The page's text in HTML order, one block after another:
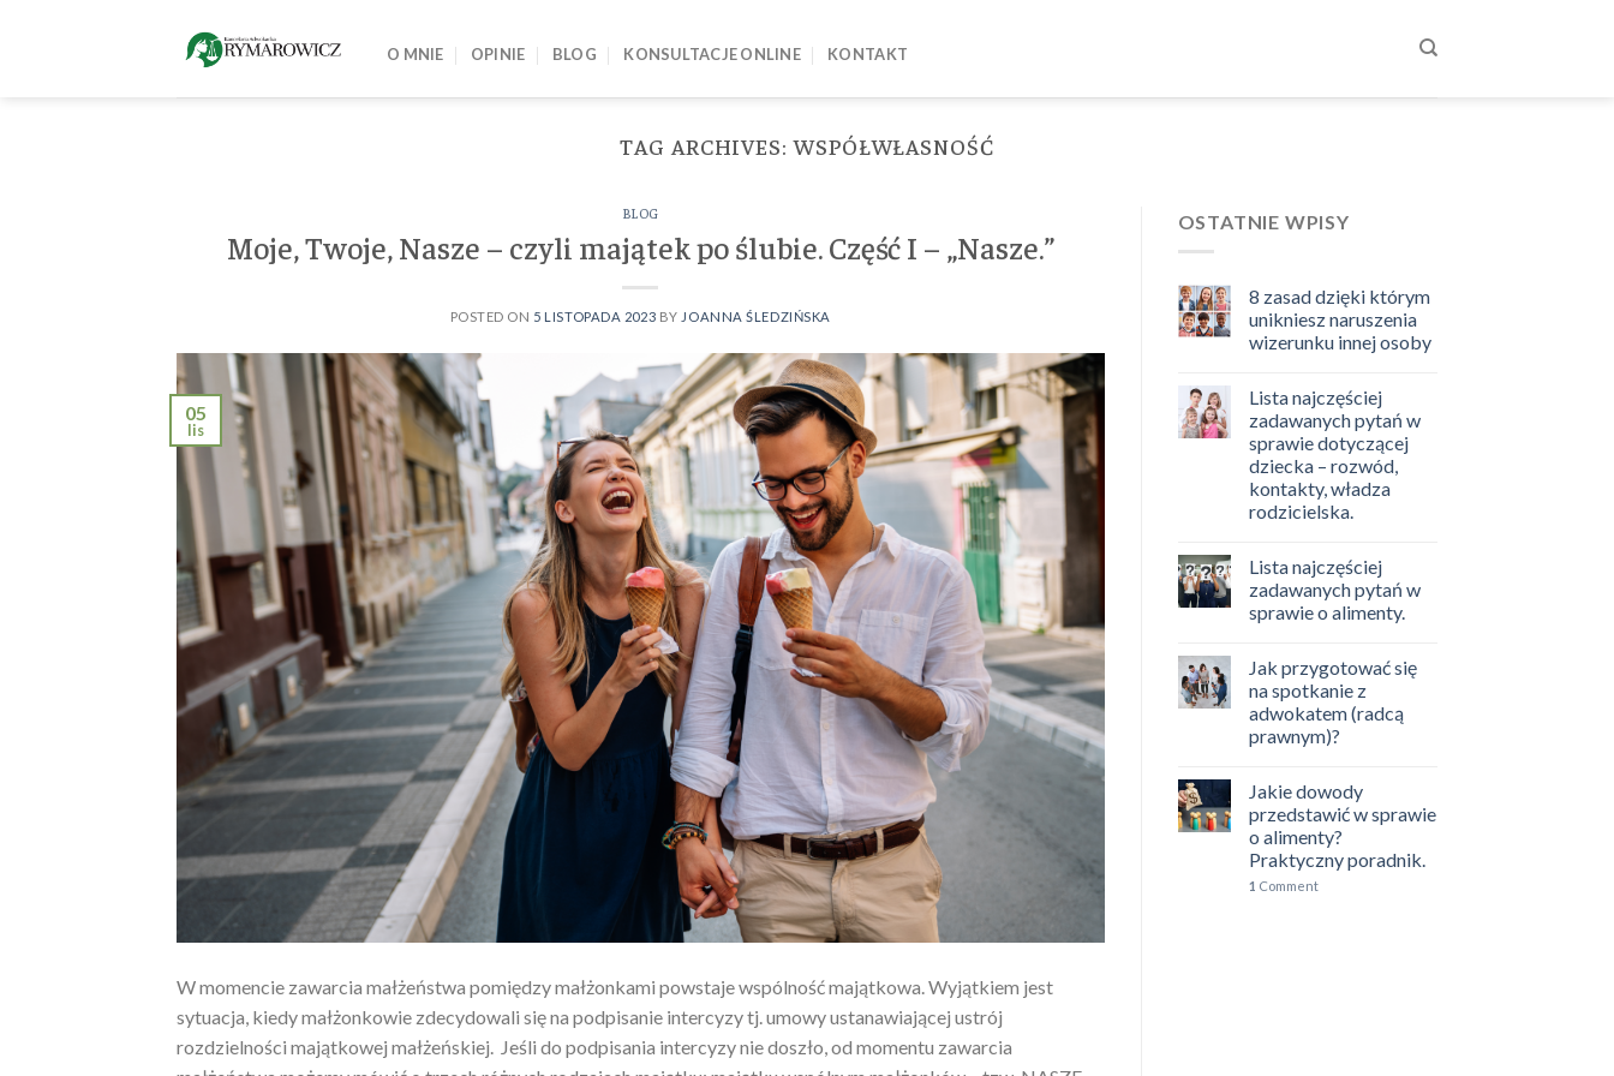
O MNIE OPINIE BLOG KONSULTACJE ONLINE KONTAKT
TAG ARCHIVES:WSPÓŁWŁASNOŚĆ
BLOG
Moje, Twoje, Nasze – czyli majątek po ślubie. Część I – „Nasze.”
POSTED ON 5 LISTOPADA 2023 BY JOANNA ŚLEDZIŃSKA
05
lis
W momencie zawarcia małżeństwa pomiędzy małżonkami powstaje wspólność majątkowa. Wyjątkiem jest
sytuacja, kiedy małżonkowie zdecydowali się na podpisanie intercyzy tj. umowy ustanawiającej ustrój
rozdzielności majątkowej małżeńskiej. Jeśli do podpisania intercyzy nie doszło, od momentu zawarcia
OSTATNIE WPISY
8 zasad dzięki którym
unikniesz naruszenia
wizerunku innej osoby
Lista najczęściej
zadawanych pytań w
sprawie dotyczącej
dziecka – rozwód,
kontakty, władza
rodzicielska.
Lista najczęściej
zadawanych pytań w
sprawie o alimenty.
Jak przygotować się
na spotkanie z
adwokatem (radcą
prawnym)?
Jakie dowody
przedstawić w sprawie
o alimenty?
Praktyczny poradnik.
1 Comment